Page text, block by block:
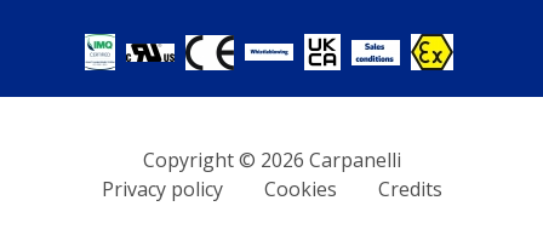
Copyright © 2026 Carpanelli
Privacy policy
Cookies Credits